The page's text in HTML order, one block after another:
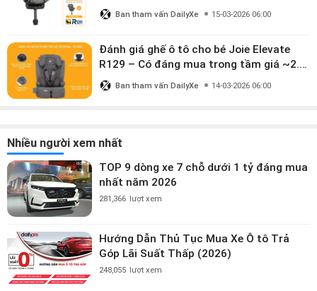
dùng đến 12 năm” có đáng giá gần 9
triệu?
Ban tham vấn DailyXe 15-03-2026 06:00
Đánh giá ghế ô tô cho bé Joie Elevate
R129 – Có đáng mua trong tầm giá ~2.8
triệu?
Ban tham vấn DailyXe 14-03-2026 06:00
Nhiều người xem nhất
TOP 9 dòng xe 7 chỗ dưới 1 tỷ đáng mua
nhất năm 2026
281,366 lượt xem
Hướng Dẫn Thủ Tục Mua Xe Ô tô Trả
Góp Lãi Suất Thấp (2026)
248,055 lượt xem